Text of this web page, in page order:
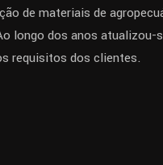
de materiais de
longo dos anos atualizou-
requisitos dos clientes.